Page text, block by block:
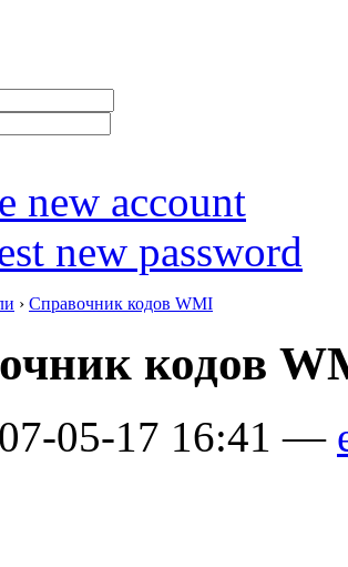
new account
new password
› Справочник кодов WMI
кодов
05-17 16:41 —